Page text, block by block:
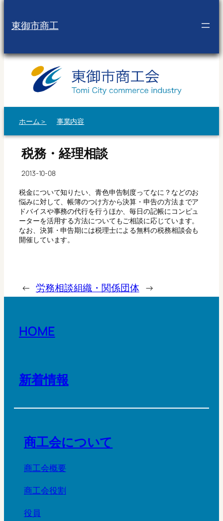
を
キ
ッ
東御市商工
ホーム＞ 事業内容
税務・経理相談
2013-10-08
税金について知りたい、青色申告制度ってなに？などのお
悩みに対して、帳簿のつけ方から決算・申告の方法までア
ドバイスや事務の代行を行うほか、毎日の記帳にコンピュ
ーターを活用する方法についてもご相談に応じています。
なお、決算・申告期には税理士による無料の税務相談会も
開催しています。
← 労務相談組織・関係団体 →
HOME
新着情報
商工会について
商工会概要
商工会役割
役員